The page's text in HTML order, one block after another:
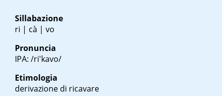
Sillabazione
ri | cà | vo
Pronuncia
IPA: /ri'kavo/
Etimologia
derivazione di ricavare